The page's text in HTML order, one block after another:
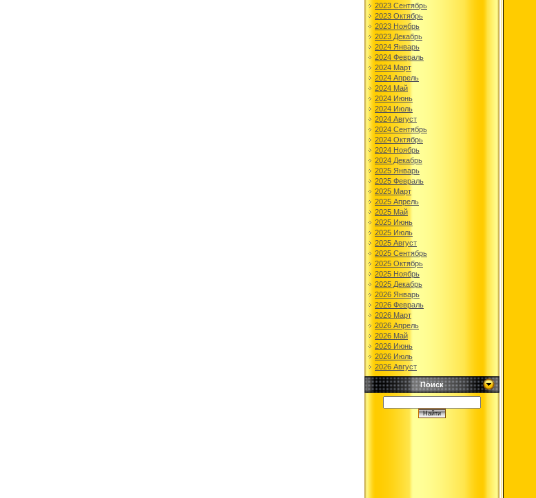
2023 Сентябрь
2023 Октябрь
2023 Ноябрь
2023 Декабрь
2024 Январь
2024 Февраль
2024 Март
2024 Апрель
2024 Май
2024 Июнь
2024 Июль
2024 Август
2024 Сентябрь
2024 Октябрь
2024 Ноябрь
2024 Декабрь
2025 Январь
2025 Февраль
2025 Март
2025 Апрель
2025 Май
2025 Июнь
2025 Июль
2025 Август
2025 Сентябрь
2025 Октябрь
2025 Ноябрь
2025 Декабрь
2026 Январь
2026 Февраль
2026 Март
2026 Апрель
2026 Май
2026 Июнь
2026 Июль
2026 Август
Поиск